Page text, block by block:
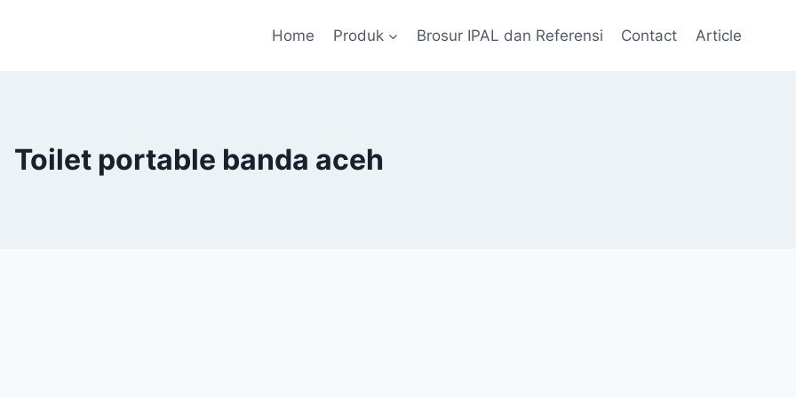
Home Produk Brosur IPAL dan Referensi Contact Article
Toilet portable banda aceh